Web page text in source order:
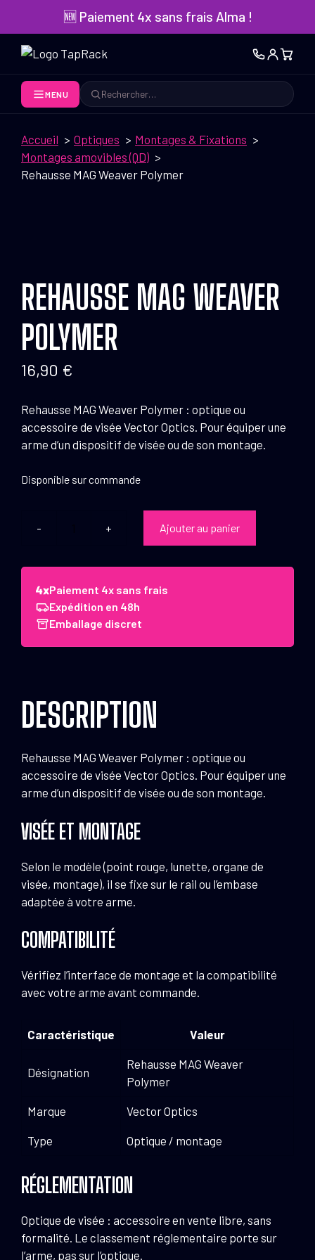
contenu
🆕 Paiement 4x sans frais Alma !
MENU
Rechercher
Accueil Optiques
Montages & Fixations
Montages amovibles (QD)
Rehausse MAG Weaver Polymer
REHAUSSE MAG WEAVER
POLYMER
16,90 €
Rehausse MAG Weaver Polymer : optique ou
accessoire de visée Vector Optics. Pour équiper une
arme d’un dispositif de visée ou de son montage.
Disponible sur commande
quantité
Rehausse
MAG
Weaver
Polymer
Ajouter au panier
Paiement 4x sans frais
Expédition en 48h
Emballage discret
DESCRIPTION
Rehausse MAG Weaver Polymer : optique ou
accessoire de visée Vector Optics. Pour équiper une
arme d’un dispositif de visée ou de son montage.
VISÉE ET MONTAGE
Selon le modèle (point rouge, lunette, organe de
visée, montage), il se fixe sur le rail ou l’embase
adaptée à votre arme.
COMPATIBILITÉ
Vérifiez l’interface de montage et la compatibilité
avec votre arme avant commande.
Caractéristique Valeur
Désignation
Rehausse MAG Weaver
Polymer
Marque Vector Optics
Type Optique / montage
RÉGLEMENTATION
Optique de visée : accessoire en vente libre, sans
formalité. Le classement réglementaire porte sur
l’arme, pas sur l’optique.